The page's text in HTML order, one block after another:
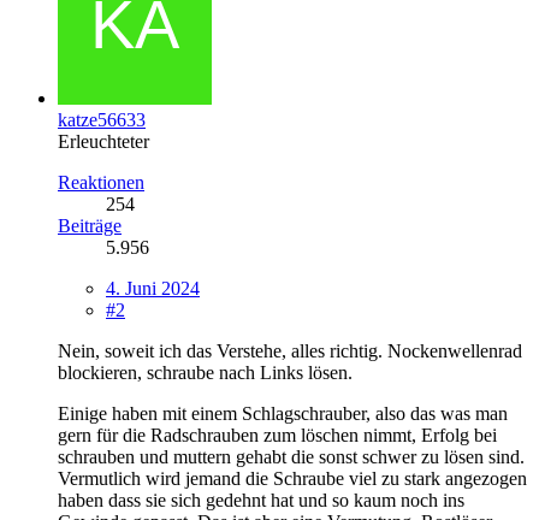
katze56633
Erleuchteter
Reaktionen
254
Beiträge
5.956
4. Juni 2024
#2
Nein, soweit ich das Verstehe, alles richtig. Nockenwellenrad
blockieren, schraube nach Links lösen.
Einige haben mit einem Schlagschrauber, also das was man
gern für die Radschrauben zum löschen nimmt, Erfolg bei
schrauben und muttern gehabt die sonst schwer zu lösen sind.
Vermutlich wird jemand die Schraube viel zu stark angezogen
haben dass sie sich gedehnt hat und so kaum noch ins